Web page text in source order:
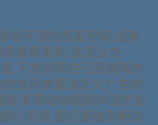
常不错的百度空间,或者
重新再来,该怎么办
,不放弃现在已经拥有的
支持放置自定义广告的
客来带动你刚刚申请的这
似,但是,我们要做到把这